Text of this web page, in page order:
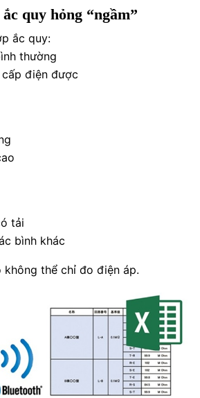
quy hỏng “ngầm”
ắc quy:
thường
điện được
tải
bình khác
thể chỉ đo điện áp.